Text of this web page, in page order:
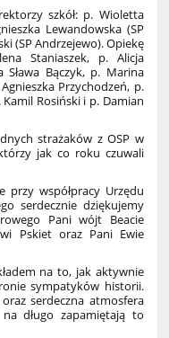
szkół: p. Wioletta
Lewandowska (SP
(SP Andrzejewo). Opiekę
Staniaszek, p. Alicja
Sława Bączyk, p. Marina
Przychodzeń, p.
Rosiński i p. Damian
strażaków z OSP w
jak co roku czuwali
przy współpracy Urzędu
serdecznie dziękujemy
Pani wójt Beacie
Pskiet oraz Pani Ewie
na to, jak aktywnie
sympatyków historii.
serdeczna atmosfera
długo zapamiętają to